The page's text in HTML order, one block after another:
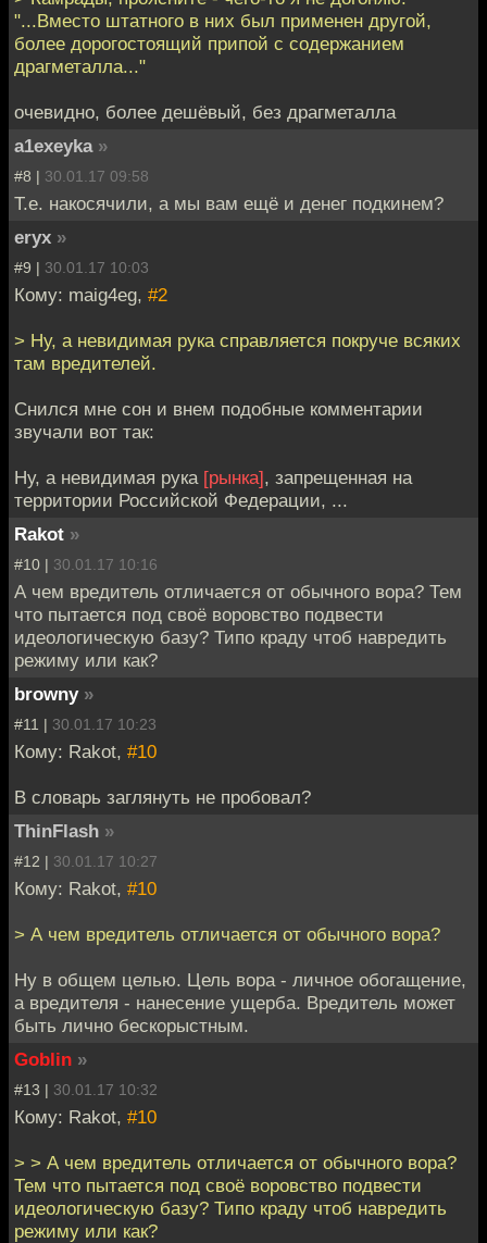
"...Вместо штатного в них был применен другой,
более дорогостоящий припой с содержанием
драгметалла..."
очевидно, более дешёвый, без драгметалла
a1exeyka »
#8 | 30.01.17 09:58
Т.е. накосячили, а мы вам ещё и денег подкинем?
eryx »
#9 | 30.01.17 10:03
Кому: maig4eg, #2
> Ну, а невидимая рука справляется покруче всяких
там вредителей.
Снился мне сон и внем подобные комментарии
звучали вот так:
Ну, а невидимая рука [рынка], запрещенная на
территории Российской Федерации, ...
Rakot »
#10 | 30.01.17 10:16
А чем вредитель отличается от обычного вора? Тем
что пытается под своё воровство подвести
идеологическую базу? Типо краду чтоб навредить
режиму или как?
browny »
#11 | 30.01.17 10:23
Кому: Rakot, #10
В словарь заглянуть не пробовал?
ThinFlash »
#12 | 30.01.17 10:27
Кому: Rakot, #10
> А чем вредитель отличается от обычного вора?
Ну в общем целью. Цель вора - личное обогащение,
а вредителя - нанесение ущерба. Вредитель может
быть лично бескорыстным.
Goblin »
#13 | 30.01.17 10:32
Кому: Rakot, #10
> > А чем вредитель отличается от обычного вора?
Тем что пытается под своё воровство подвести
идеологическую базу? Типо краду чтоб навредить
режиму или как?